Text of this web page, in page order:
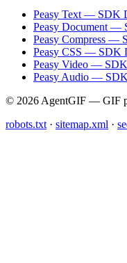
Peasy Text — SDK
Peasy Document —
Peasy Compress —
Peasy CSS — SDK
Peasy Video —
Peasy Audio —
© 2026 AgentGIF — GIF
robots.txt · sitemap.xml ·